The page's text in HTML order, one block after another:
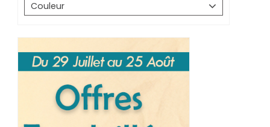
Couleur